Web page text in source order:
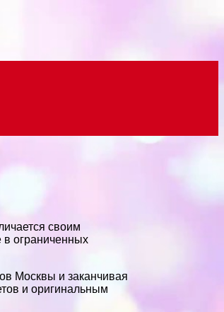
своим
в ограниченных
Москвы и заканчивая
и оригинальным